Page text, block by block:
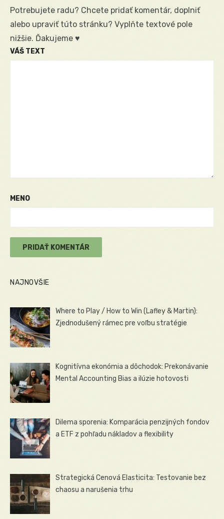
Potrebujete radu? Chcete pridať komentár, doplniť
alebo upraviť túto stránku? Vyplňte textové pole
nižšie. Ďakujeme ♥
VÁŠ TEXT
MENO
NAJNOVŠIE
Where to Play / How to Win (Lafley & Martin):
Zjednodušený rámec pre voľbu stratégie
Kognitívna ekonómia a dôchodok: Prekonávanie
Mental Accounting Bias a ilúzie hotovosti
Dilema sporenia: Komparácia penzijných fondov
a ETF z pohľadu nákladov a flexibility
Strategická Cenová Elasticita: Testovanie bez
chaosu a narušenia trhu